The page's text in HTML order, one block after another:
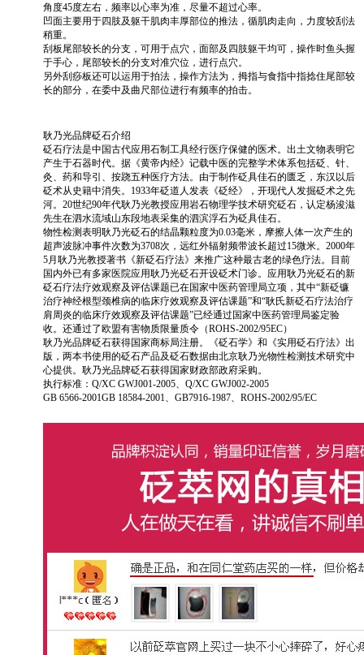
角度45度左右，频率以心率为准，尽量不超过心率。
凹面主要用于四肢及躯干肌肉丰厚部位的推法，循肌肉走向，力度较刮法
稍重。
刮板尾部较长的分支，可用于点穴，面部及四肢躯干均可，操作时鱼头握
于手心，尾部较长的分支对准穴位，进行点穴。
另外刮痧板还可以运用于拍法，操作方法为，拇指与食指中指捻住尾部较
长的部分，在委中及曲尺部位进行有频率的拍击。
耿乃光品牌砭石介绍
砭石疗法是中国古代应用石制工具经行医疗保健的医术。出土文物表明它
产生于石器时代。据《黄帝内经》记载中医的完整学术体系包括砭、针、
灸、药和导引、按跷五种医疗方法。由于制作砭具佳石的匮乏，东汉以后
砭术从史籍中消失。1933年砭道人发表《砭经》，开现代人发掘砭术之先
河。20世纪90年代耿乃光教授应用岩石物理学技术研究砭石，认定杨浚滋
先生在泗水流域山东段地表采集的泗滨浮石为砭具佳石。
物性检测表明耿乃光砭石的结晶颗粒度为0.03毫米，摩擦人体一次产生的
超声波脉冲事件次数为3708次，远红外辐射频带波长超过15微米。2000年
5月耿乃光教授著书《新砭石疗法》来推广这种最古老的绿色疗法。目前
国内外已有多家医院应用耿乃光砭石开设砭术门诊。应用耿乃光砭石的新
砭石疗法疗效观察及评估课题已在国家中医药管理局立项，其中“新砭镰
治疗神经根型颈椎病的临床疗效观察及评估课题”和“耿氏新砭石疗法治疗
肩周炎的临床疗效观察及评估课题”已经通过国家中医药管理局鉴定验
收。还通过了欧盟有害物质限量质令（ROHS-2002/95EC）
耿乃光品牌砭石获得国家商标局注册。《砭石学》和《实用砭石疗法》出
版，两本书使用的砭石产品及砭石数据由北京耿乃光物性检测技术研究中
心提供。耿乃光品牌砭石获得国家财政部政府采购。
执行标准：Q/XC GWJ001-2005、Q/XC GWJ002-2005
GB 6566-2001GB 18584-2001、GB7916-1987、ROHS-2002/95/EC